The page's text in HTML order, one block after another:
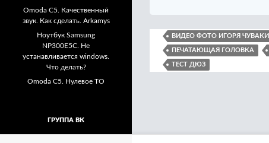
ВИДЕО ФОТО ИГОРЯ
ПЕЧАТАЮЩАЯ ГОЛОВКА
ТЕСТ ДЮЗ
Omoda C5. Качественный
звук. Как сделать. Arkamys
Ноутбук Samsung
NP300E5C. Не
устанавливается windows.
Что делать?
Omoda C5. Нулевое ТО
ГРУППА ВК